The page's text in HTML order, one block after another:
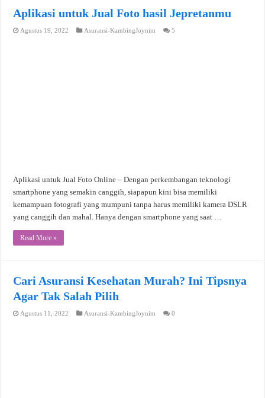
Aplikasi untuk Jual Foto hasil Jepretanmu
Agustus 19, 2022 Asuransi-KambingJoynim 5
Aplikasi untuk Jual Foto Online – Dengan perkembangan teknologi
smartphone yang semakin canggih, siapapun kini bisa memiliki
kemampuan fotografi yang mumpuni tanpa harus memiliki kamera DSLR
yang canggih dan mahal. Hanya dengan smartphone yang saat …
Read More »
Cari Asuransi Kesehatan Murah? Ini Tipsnya
Agar Tak Salah Pilih
Agustus 11, 2022 Asuransi-KambingJoynim 0